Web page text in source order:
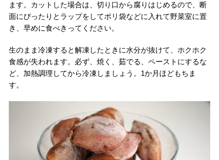
ます。カットした場合は、切り口から腐りはじめるので、断
面にぴったりとラップをしてポリ袋などに入れて野菜室に置
き、早めに食べきってください。
生のまま冷凍すると解凍したときに水分が抜けて、ホクホク
食感が失われます。必ず、焼く、茹でる、ペーストにするな
ど、加熱調理してから冷凍しましょう。1か月ほどもちま
す。